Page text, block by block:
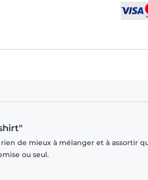
de mieux à mélanger et à assortir
ou seul.